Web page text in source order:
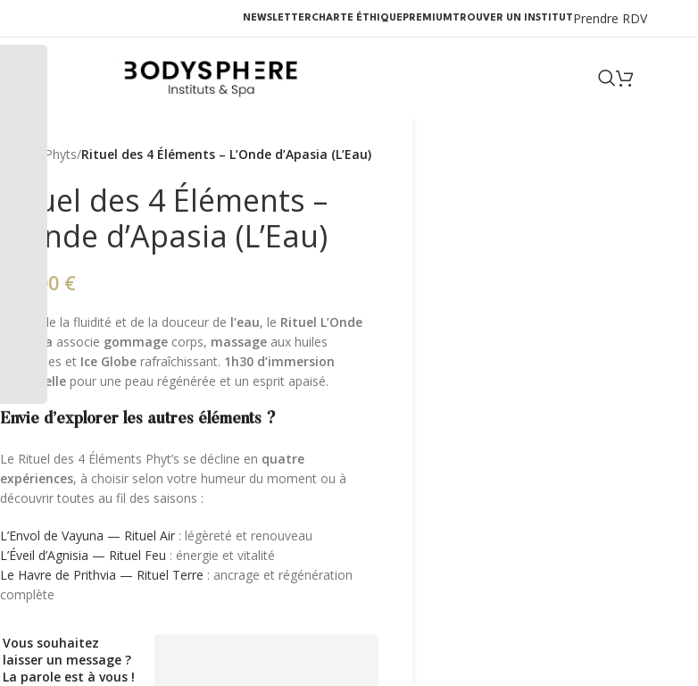
NEWSLETTERCHARTE ÉTHIQUE PREMIUM TROUVER UN INSTITUTPrendre RDV
Phyts/Rituel des 4 Éléments – L’Onde d’Apasia (L’Eau)
Rituel des 4 Éléments –
L’Onde d’Apasia (L’Eau)
117,00 €
Inspiré de la fluidité et de la douceur de l’eau, le Rituel L’Onde
d’Apasia associe gommage corps, massage aux huiles
précieuses et Ice Globe rafraîchissant. 1h30 d’immersion
sensorielle pour une peau régénérée et un esprit apaisé.
Envie d’explorer les autres éléments ?
Le Rituel des 4 Éléments Phyt’s se décline en quatre
expériences, à choisir selon votre humeur du moment ou à
découvrir toutes au fil des saisons :
L’Envol de Vayuna — Rituel Air : légèreté et renouveau
L’Éveil d’Agnisia — Rituel Feu : énergie et vitalité
Le Havre de Prithvia — Rituel Terre : ancrage et régénération
complète
Vous souhaitez
laisser un message ?
La parole est à vous !